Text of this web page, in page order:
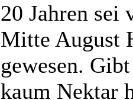
20 Jahren
Mitte August
gewesen.
kaum Nektar